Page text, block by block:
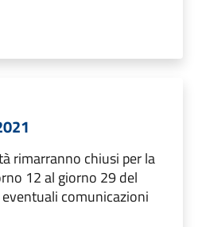
rimarranno chiusi per la
12 al giorno 29 del
comunicazioni